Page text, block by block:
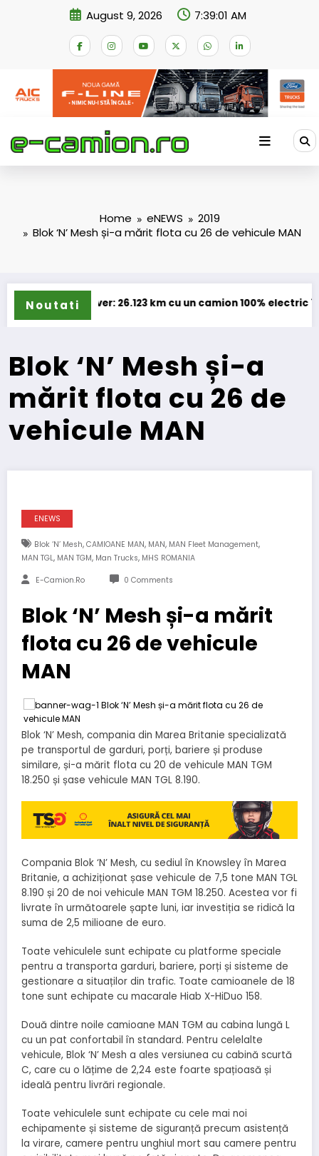
August 9, 2026 7:39:02 AM
Home eNEWS
2019
Blok ‘N’ Mesh și-a mărit flota cu 26 de vehicule MAN
Noutati
River: 26.123 km cu un camion 100% electric în transport
Blok ‘N’ Mesh și-a
mărit flota cu 26 de
vehicule MAN
ENEWS
Blok ‘N’ Mesh, CAMIOANE MAN, MAN, MAN Fleet Management,
MAN TGL, MAN TGM, Man Trucks, MHS ROMANIA
E-Camion.ro 0 Comments
Blok ‘N’ Mesh și-a mărit
flota cu 26 de vehicule
MAN
Blok ‘N’ Mesh, compania din Marea Britanie specializată
pe transportul de garduri, porți, bariere și produse
similare, și-a mărit flota cu 20 de vehicule MAN TGM
18.250 și șase vehicule MAN TGL 8.190.
Compania Blok ‘N’ Mesh, cu sediul în Knowsley în Marea
Britanie, a achiziționat șase vehicule de 7,5 tone MAN TGL
8.190 și 20 de noi vehicule MAN TGM 18.250. Acestea vor fi
livrate în următoarele șapte luni, iar investiția se ridică la
suma de 2,5 milioane de euro.
Toate vehiculele sunt echipate cu platforme speciale
pentru a transporta garduri, bariere, porți și sisteme de
gestionare a situaților din trafic. Toate camioanele de 18
tone sunt echipate cu macarale Hiab X-HiDuo 158.
Două dintre noile camioane MAN TGM au cabina lungă L
cu un pat confortabil în standard. Pentru celelalte
vehicule, Blok ‘N’ Mesh a ales versiunea cu cabină scurtă
C, care cu o lățime de 2,24 este foarte spațioasă și
ideală pentru livrări regionale.
Toate vehiculele sunt echipate cu cele mai noi
echipamente și sisteme de siguranță precum asistență
la virare, camere pentru unghiul mort sau camere pentru